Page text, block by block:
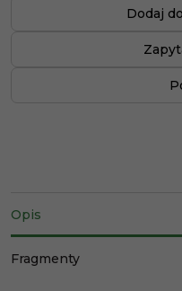
Dodaj
Opis
Fragmenty